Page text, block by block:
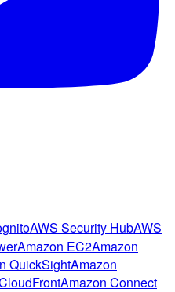
AWS Security HubAWS
Amazon EC2Amazon
QuickSightAmazon
Amazon Connect